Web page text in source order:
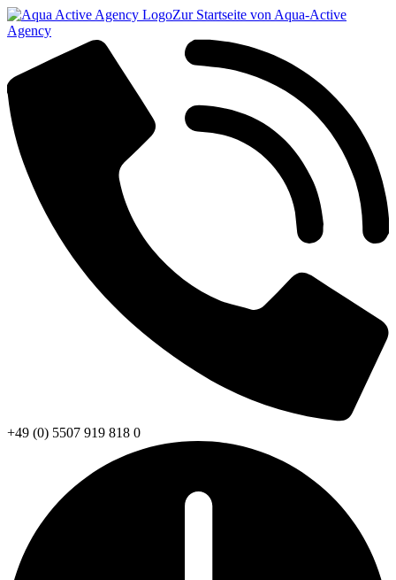
Zur Startseite von Aqua-Active
Agency
+49 (0) 5507 919 818 0